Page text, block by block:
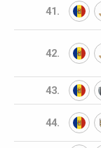
41.
42.
43.
44.